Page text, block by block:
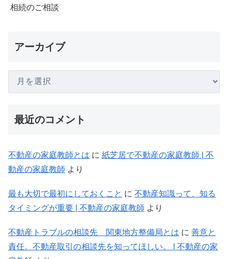
相続のご相談
アーカイブ
最近のコメント
不動産の家庭教師とは に 紙芝居で不動産の家庭教師 | 不
動産の家庭教師 より
最も大切で最初にしておくこと に 不動産知識って、知る
タイミングが重要 | 不動産の家庭教師 より
不動産トラブルの相談先 関東地方整備局とは に 善意と
責任。不動産取引の相談先を知ってほしい。 | 不動産の家